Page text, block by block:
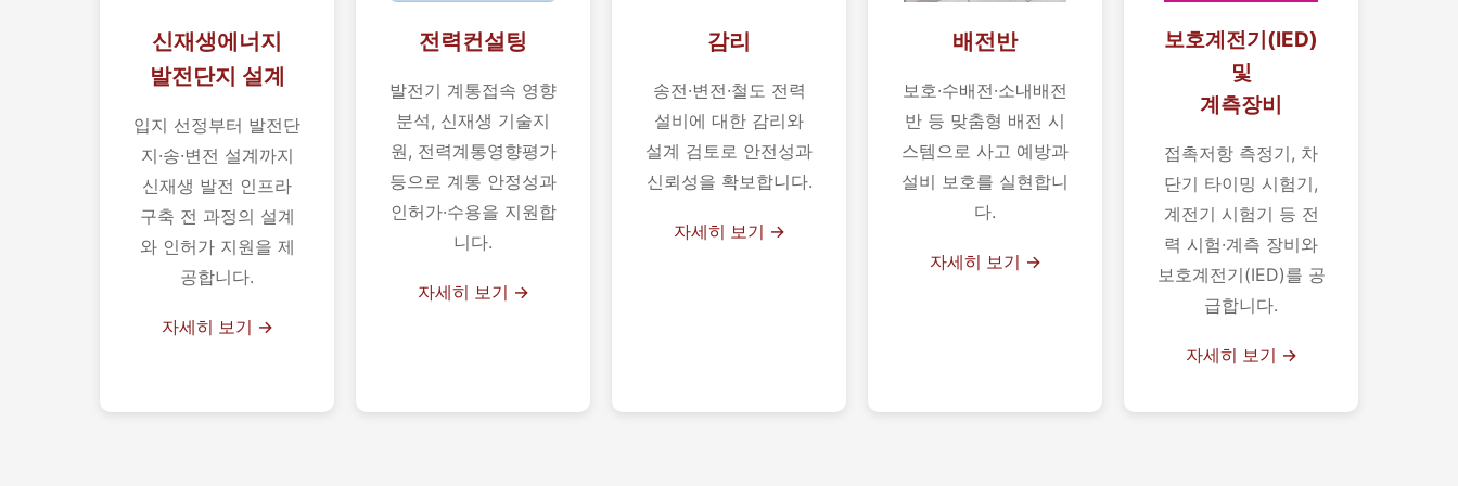
신재생에너지
발전단지 설계
입지 선정부터 발전단
지·송·변전 설계까지
신재생 발전 인프라
구축 전 과정의 설계
와 인허가 지원을 제
공합니다.
자세히 보기 →
전력컨설팅
발전기 계통접속 영향
분석, 신재생 기술지
원, 전력계통영향평가
등으로 계통 안정성과
인허가·수용을 지원합
니다.
자세히 보기 →
감리
송전·변전·철도 전력
설비에 대한 감리와
설계 검토로 안전성과
신뢰성을 확보합니다.
자세히 보기 →
배전반
보호·수배전·소내배전
반 등 맞춤형 배전 시
스템으로 사고 예방과
설비 보호를 실현합니
다.
자세히 보기 →
보호계전기(IED)
및
계측장비
접촉저항 측정기, 차
단기 타이밍 시험기,
계전기 시험기 등 전
력 시험·계측 장비와
보호계전기(IED)를 공
급합니다.
자세히 보기 →